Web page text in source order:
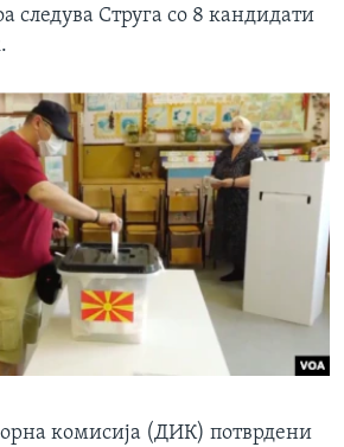
следува Струга со 8 кандидати
комисија (ДИК) потврдени